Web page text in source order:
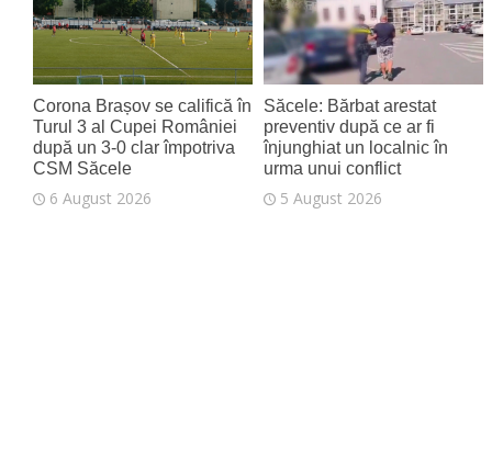
Corona Brașov se califică în
Turul 3 al Cupei României
după un 3-0 clar împotriva
CSM Săcele
6 August 2026
Săcele: Bărbat arestat
preventiv după ce ar fi
înjunghiat un localnic în
urma unui conflict
5 August 2026